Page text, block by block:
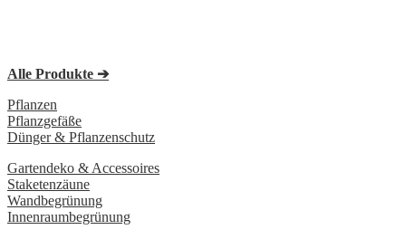
Alle Produkte ➔
Pflanzen
Pflanzgefäße
Dünger & Pflanzenschutz
Gartendeko & Accessoires
Staketenzäune
Wandbegrünung
Innenraumbegrünung